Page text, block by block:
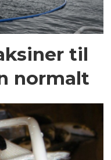
til
normalt